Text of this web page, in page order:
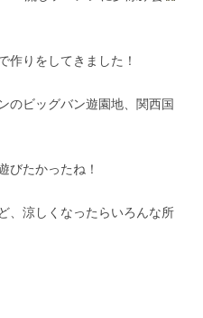
作りをしてきました！
のビッグバン遊園地、関西国
びたかったね！
、涼しくなったらいろんな所